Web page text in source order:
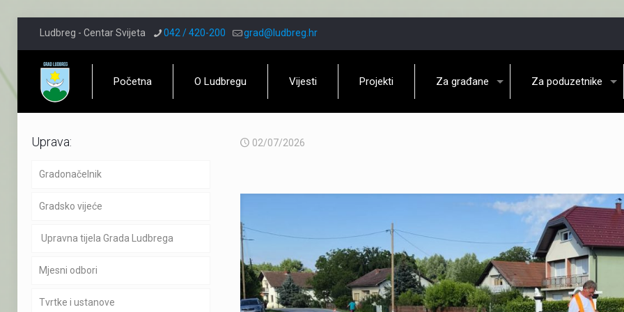
Ludbreg - Centar Svijeta 042 / 420-200 grad@ludbreg.hr
Početna O Ludbregu Vijesti Projekti Za građane Za poduzetnike
02/07/2026
Uprava:
Gradonačelnik
Gradsko vijeće
Upravna tijela Grada Ludbrega
Mjesni odbori
Tvrtke i ustanove